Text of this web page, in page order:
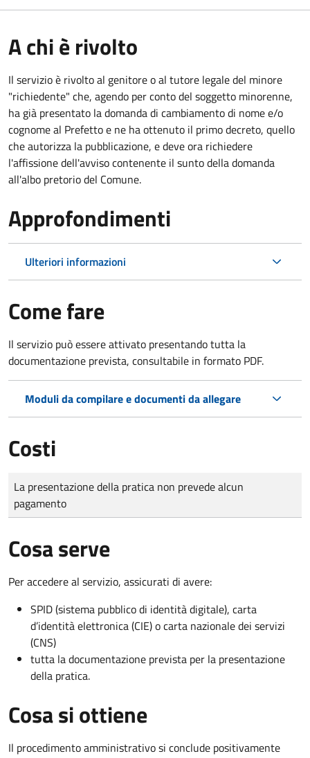
A chi è rivolto
Il servizio è rivolto al genitore o al tutore legale del minore
"richiedente" che, agendo per conto del soggetto minorenne,
ha già presentato la domanda di cambiamento di nome e/o
cognome al Prefetto e ne ha ottenuto il primo decreto, quello
che autorizza la pubblicazione, e deve ora richiedere
l'affissione dell'avviso contenente il sunto della domanda
all'albo pretorio del Comune.
Approfondimenti
Ulteriori informazioni
Come fare
Il servizio può essere attivato presentando tutta la
documentazione prevista, consultabile in formato PDF.
Moduli da compilare e documenti da allegare
Costi
Tipo di pagamento
Importo
La presentazione della pratica non prevede alcun
pagamento
Cosa serve
Per accedere al servizio, assicurati di avere:
SPID (sistema pubblico di identità digitale), carta
d’identità elettronica (CIE) o carta nazionale dei servizi
(CNS)
tutta la documentazione prevista per la presentazione
della pratica.
Cosa si ottiene
Il procedimento amministrativo si conclude positivamente